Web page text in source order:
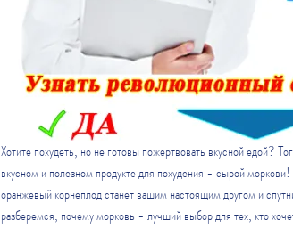
Хотите похудеть, но не готовы пожертвовать вкусной едой?
вкусном и полезном продукте для похудения - сырой
оранжевый корнеплод станет вашим настоящим другом и
разберемся, почему морковь - лучший выбор для тех, кто